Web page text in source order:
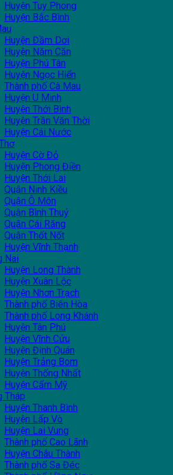
Huyện Tuy Phong
Huyện Bắc Bình
Huyện Đầm Dơi
Huyện Năm Căn
Huyện Phú Tân
Huyện Ngọc Hiển
Thành phố Cà Mau
Huyện U Minh
Huyện Thới Bình
Huyện Trần Văn Thời
Huyện Cái Nước
Huyện Cờ Đỏ
Huyện Phong Điền
Huyện Thới Lai
Quận Ninh Kiều
Quận Ô Môn
Quận Bình Thuỷ
Quận Cái Răng
Quận Thốt Nốt
Huyện Vĩnh Thạnh
Nai
Huyện Long Thành
Huyện Xuân Lộc
Huyện Nhơn Trạch
Thành phố Biên Hòa
Thành phố Long Khánh
Huyện Tân Phú
Huyện Vĩnh Cửu
Huyện Định Quán
Huyện Trảng Bom
Huyện Thống Nhất
Huyện Cẩm Mỹ
Tháp
Huyện Thanh Bình
Huyện Lấp Vò
Huyện Lai Vung
Thành phố Cao Lãnh
Huyện Châu Thành
Thành phố Sa Đéc